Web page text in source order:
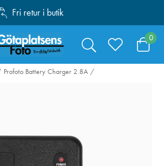
Fri retur i butik
Personlig service
Fri frakt över 1000:-
0
Profoto Battery Charger 2.8A